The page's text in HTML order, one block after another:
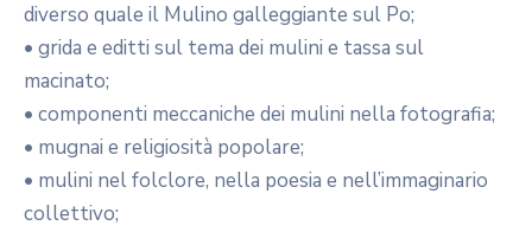
diverso quale il Mulino galleggiante sul Po;
• grida e editti sul tema dei mulini e tassa sul
macinato;
• componenti meccaniche dei mulini nella fotografia;
• mugnai e religiosità popolare;
• mulini nel folclore, nella poesia e nell’immaginario
collettivo;